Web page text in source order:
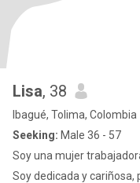
Lisa, 38
Ibagué, Tolima, Colombia
Seeking: Male 36 - 57
Soy una mujer
Soy dedicada y cariñosa,